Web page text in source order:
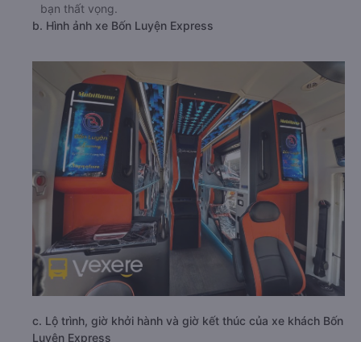
bạn thất vọng.
b. Hình ảnh xe Bốn Luyện Express
c. Lộ trình, giờ khởi hành và giờ kết thúc của xe khách Bốn
Luyện Express